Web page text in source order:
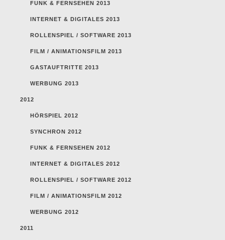
FUNK & FERNSEHEN 2013
INTERNET & DIGITALES 2013
ROLLENSPIEL / SOFTWARE 2013
FILM / ANIMATIONSFILM 2013
GASTAUFTRITTE 2013
WERBUNG 2013
2012
HÖRSPIEL 2012
SYNCHRON 2012
FUNK & FERNSEHEN 2012
INTERNET & DIGITALES 2012
ROLLENSPIEL / SOFTWARE 2012
FILM / ANIMATIONSFILM 2012
WERBUNG 2012
2011